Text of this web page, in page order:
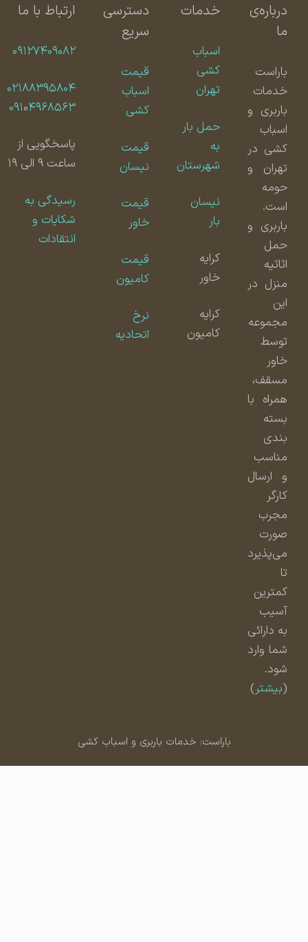
درباره‌ی
باراست
خدمات
باربری و
اسباب
کشی در
تهران و
حومه
است.
باربری و
حمل
اثاثیه
منزل در
مجموعه
توسط
مسقف،
همراه با
بسته
بندی
مناسب
و ارسال
مجرب
صورت
می‌پذیرد
کمترین
آسیب
به دارائی
شما وارد
شود.
بیشتر)
خدمات
اسباب
کشی
تهران
حمل بار
شهرستان
نیسان
کامیون
دسترسی
سریع
قیمت
اسباب
کشی
قیمت
نیسان
قیمت
قیمت
کامیون
اتحادیه
ارتباط با ما
۰۹۱۲۷۴۰۹۰۸۲
۰۲۱۸۸۳۹۵۸۰۴
۰۹۱۰۴۹۶۸۵۶۳
پاسخگویی از
ساعت ۹ الی ۱۹
رسیدگی به
شکایات و
انتقادات
باراست: خدمات باربری و اسباب کشی